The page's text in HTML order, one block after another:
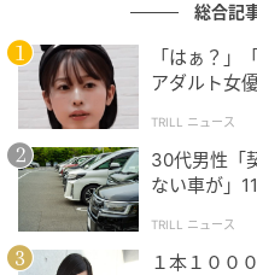
総合記
「はぁ？」
アダルト女
TRILL ニュース
30代男性「
ない車が」
TRILL ニュース
１本１００